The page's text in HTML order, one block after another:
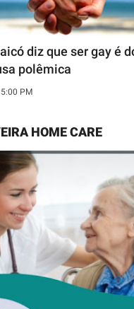
diz que ser gay é
polêmica
PM
HOME CARE